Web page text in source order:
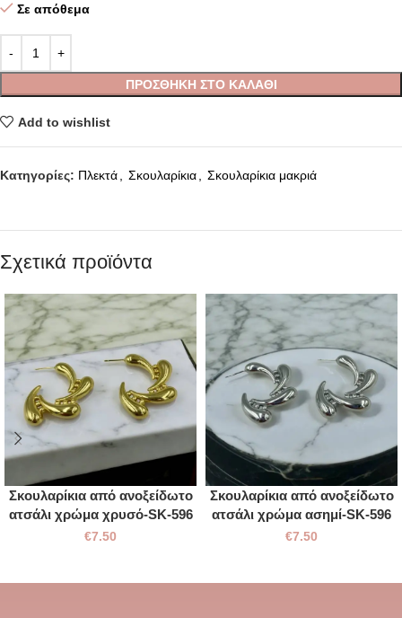
Σε απόθεμα
ΠΡΟΣΘΉΚΗ ΣΤΟ ΚΑΛΆΘΙ
Add to wishlist
Κατηγορίες: Πλεκτά, Σκουλαρίκια, Σκουλαρίκια μακριά
Σχετικά προϊόντα
Σκουλαρίκια από ανοξείδωτο
ατσάλι χρώμα χρυσό-SK-596
€7.50
Σκουλαρίκια από ανοξείδωτο
ατσάλι χρώμα ασημί-SK-596
€7.50